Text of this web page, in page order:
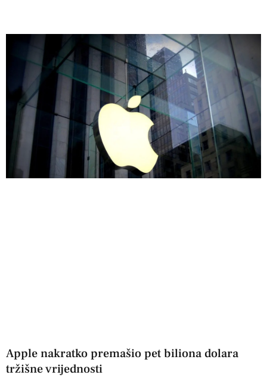
Apple nakratko premašio pet biliona dolara
tržišne vrijednosti